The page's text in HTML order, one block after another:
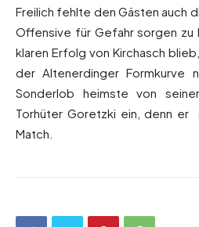
Freilich fehlte den Gästen auch
Offensive für Gefahr sorgen zu
klaren Erfolg von Kirchasch
der Altenerdinger Formkurve
Sonderlob heimste von
Torhüter Goretzki ein, denn er
Match.